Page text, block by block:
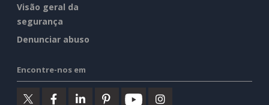
Visão geral da
segurança
Denunciar abuso
Encontre-nos em